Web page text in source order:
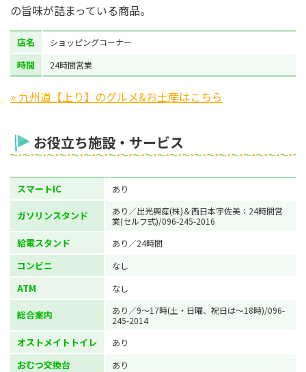
の旨味が詰まっている商品。
店名 ショッピングコーナー
時間 24時間営業
» 九州道【上り】のグルメ&お土産はこちら
お役立ち施設・サービス
スマートIC あり
ガソリンスタンド
あり／出光興産(株)＆西日本宇佐美：24時間営
業(セルフ式)/096-245-2016
給電スタンド あり／24時間
コンビニ なし
ATM なし
総合案内
あり／9～17時(土・日曜、祝日は～18時)/096-
245-2014
オストメイトトイレ あり
おむつ交換台 あり